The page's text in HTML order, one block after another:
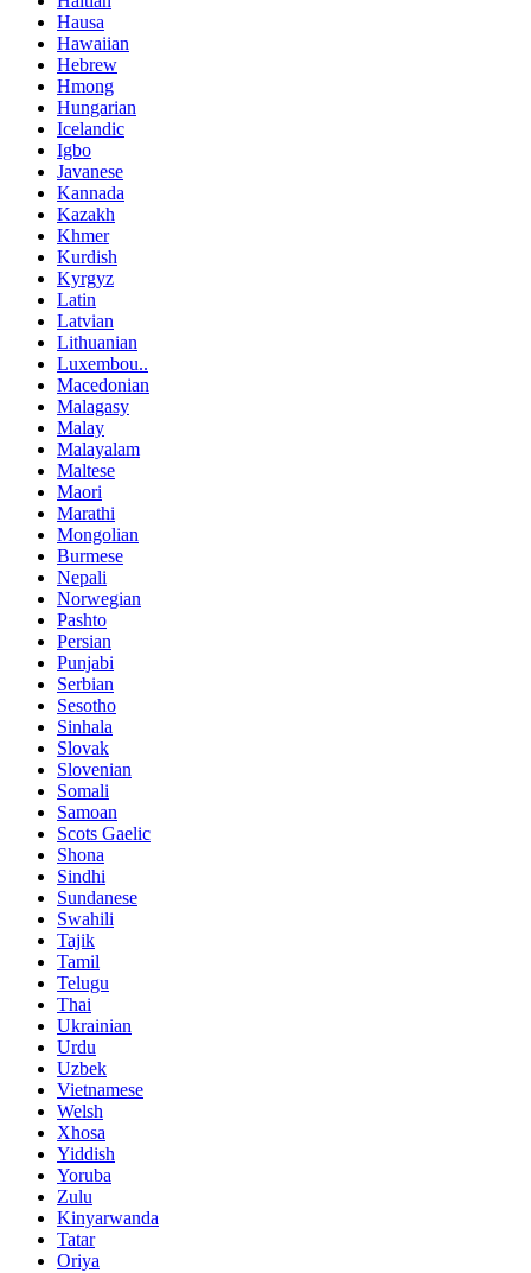
Hausa
Hawaiian
Hebrew
Hmong
Hungarian
Icelandic
Igbo
Javanese
Kannada
Kazakh
Khmer
Kurdish
Kyrgyz
Latin
Latvian
Lithuanian
Luxembou..
Macedonian
Malagasy
Malay
Malayalam
Maltese
Maori
Marathi
Mongolian
Burmese
Nepali
Norwegian
Pashto
Persian
Punjabi
Serbian
Sesotho
Sinhala
Slovak
Slovenian
Somali
Samoan
Scots Gaelic
Shona
Sindhi
Sundanese
Swahili
Tajik
Tamil
Telugu
Thai
Ukrainian
Urdu
Uzbek
Vietnamese
Welsh
Xhosa
Yiddish
Yoruba
Zulu
Kinyarwanda
Tatar
Oriya